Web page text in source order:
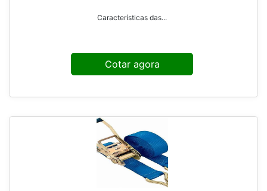
Características das...
Cotar agora